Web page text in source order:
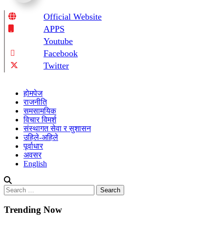
Online News Portal
Official Website
APPS
Youtube
Facebook
Twitter
होमपेज
राजनीति
समसामयिक
विचार विमर्श
संस्थागत सेवा र सुशासन
उहिले-अहिले
पूर्वाधार
अवसर
English
Search
for:
Trending Now